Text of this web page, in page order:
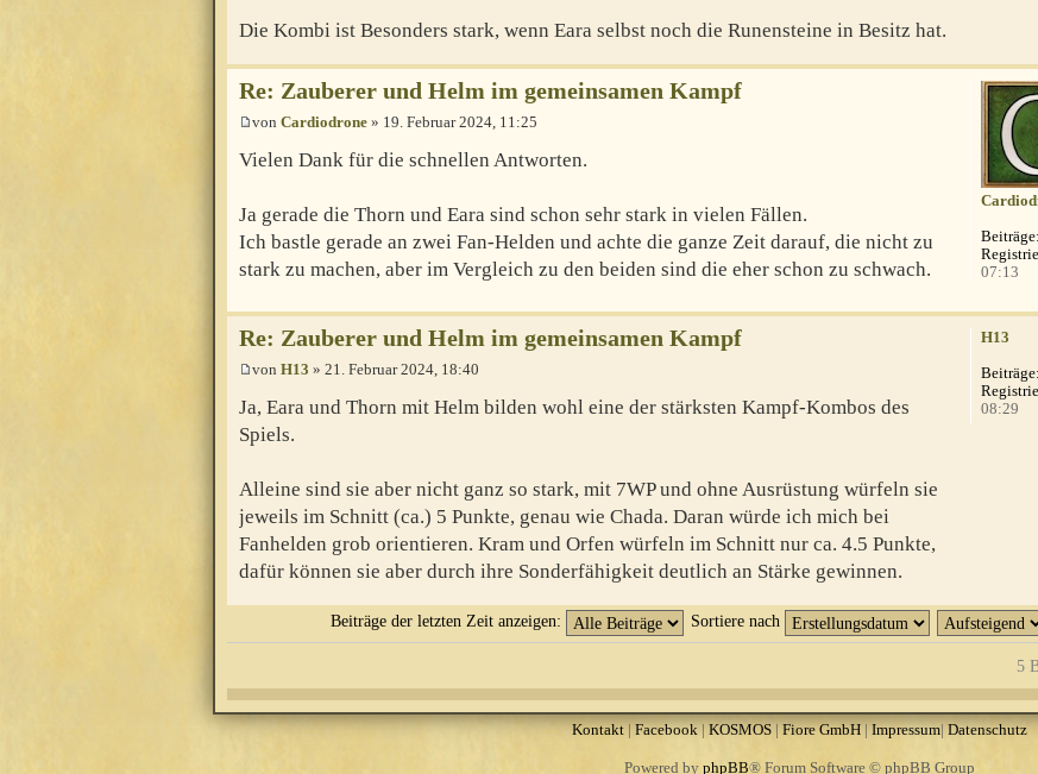
Die Kombi ist Besonders stark, wenn Eara selbst noch die Runensteine in Besitz hat.
Re: Zauberer und Helm im gemeinsamen Kampf
von Cardiodrone » 19. Februar 2024, 11:25
Vielen Dank für die schnellen Antworten.
Ja gerade die Thorn und Eara sind schon sehr stark in vielen Fällen.
Ich bastle gerade an zwei Fan-Helden und achte die ganze Zeit darauf, die nicht zu
stark zu machen, aber im Vergleich zu den beiden sind die eher schon zu schwach.
Beiträge:
07:13
Re: Zauberer und Helm im gemeinsamen Kampf
von H13 » 21. Februar 2024, 18:40
Ja, Eara und Thorn mit Helm bilden wohl eine der stärksten Kampf-Kombos des
Spiels.
Alleine sind sie aber nicht ganz so stark, mit 7WP und ohne Ausrüstung würfeln sie
jeweils im Schnitt (ca.) 5 Punkte, genau wie Chada. Daran würde ich mich bei
Fanhelden grob orientieren. Kram und Orfen würfeln im Schnitt nur ca. 4.5 Punkte,
dafür können sie aber durch ihre Sonderfähigkeit deutlich an Stärke gewinnen.
H13
Beiträge:
08:29
Beiträge der letzten Zeit anzeigen: Sortiere nach
5
Kontakt| Facebook| KOSMOS|Fiore GmbH| Impressum|Datenschutz
Powered by phpBB® Forum Software © phpBB Group